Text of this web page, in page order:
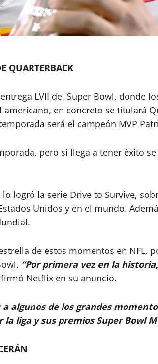
QUARTERBACK
LVII del Super Bowl, donde
en concreto se titulará
será el campeón MVP
pero si llega a tener éxito
logró la serie Drive to Survive,
Unidos y en el mundo.
de estos momentos en NFL,
“Por primera vez en la
Netflix en su anuncio.
algunos de los grandes
liga y sus premios Super Bowl